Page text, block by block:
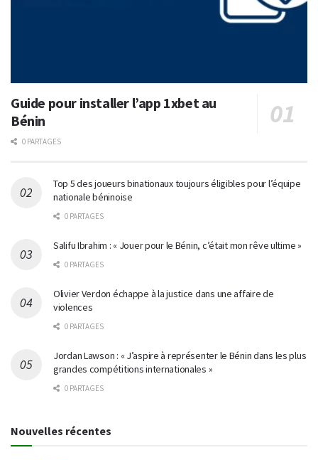
Guide pour installer l’app 1xbet au
Bénin
0 PARTAGES
Top 5 des joueurs binationaux toujours éligibles pour l’équipe
nationale béninoise
0 PARTAGES
Salifu Ibrahim : « Jouer pour le Bénin, c’était mon rêve ultime »
0 PARTAGES
Olivier Verdon échappe à la justice dans une affaire de
violences
0 PARTAGES
Jordan Lawson : « J’aspire à représenter le Bénin dans les plus
grandes compétitions internationales »
0 PARTAGES
Nouvelles récentes